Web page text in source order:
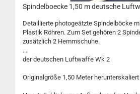
Spindelboecke 1,50 m deutsche
Detaillierte photogeätzte Spindelböcke
Plastik Röhren. Zum Set gehören 2
zusätzlich 2 Hemmschuhe.
...
der deutschen Luftwaffe Wk 2
Originalgröße 1,50 Meter